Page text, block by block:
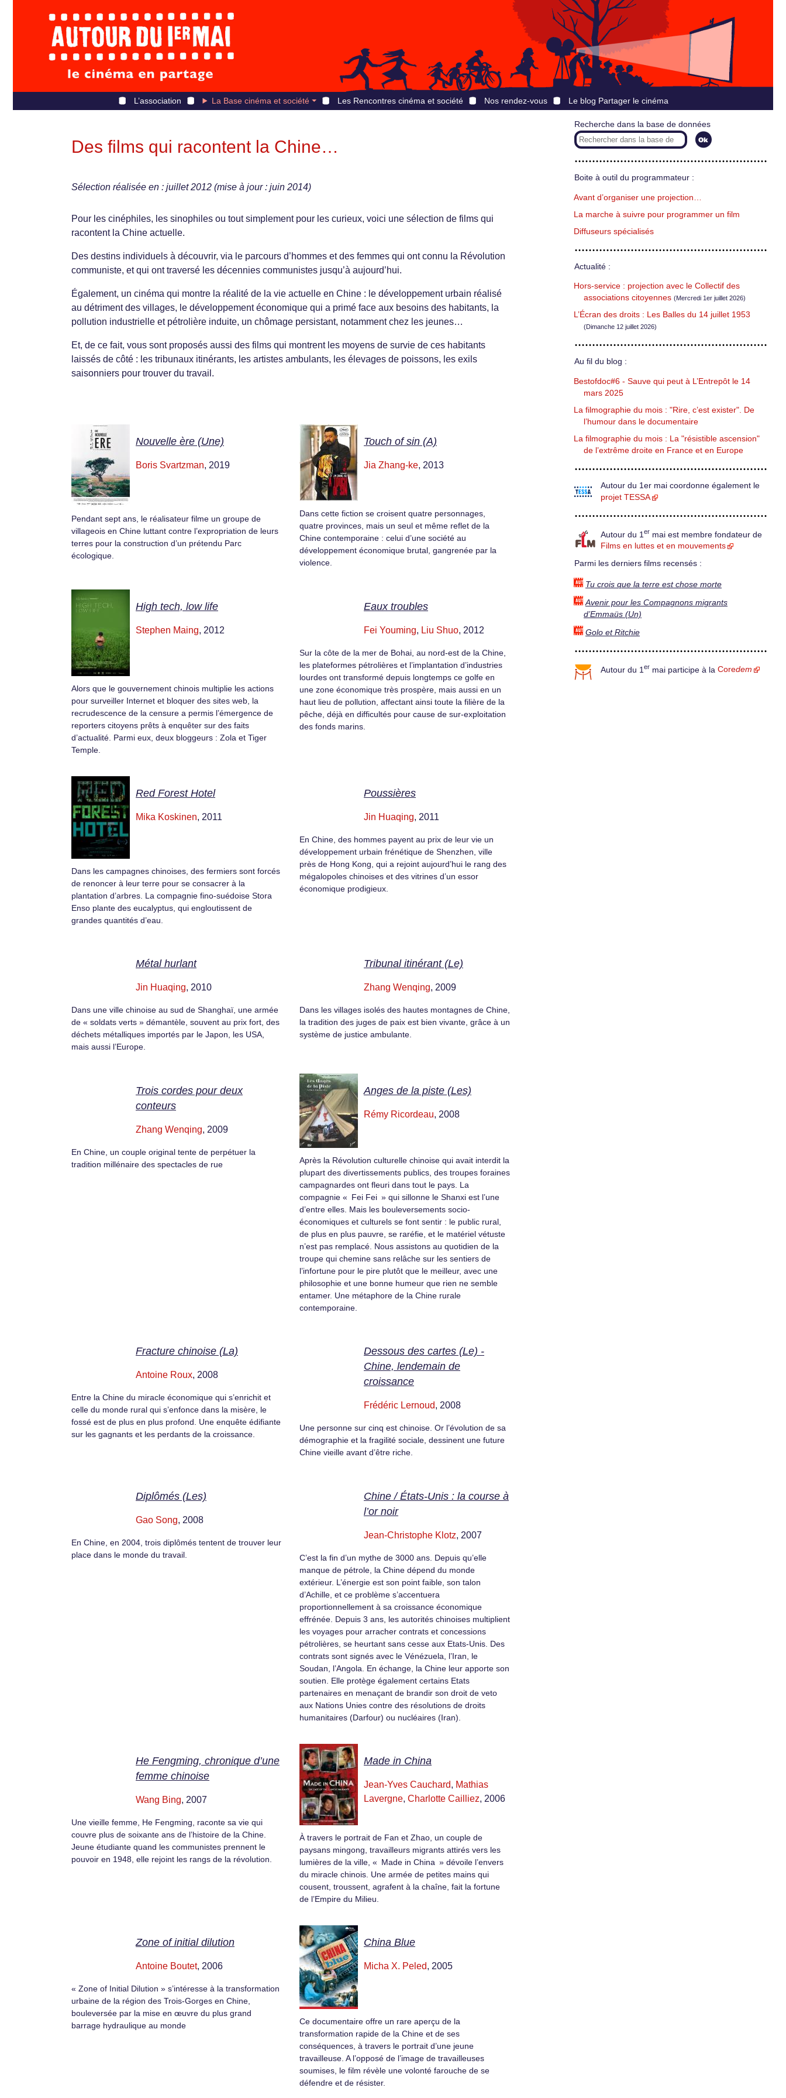
L’association La Base cinéma et société Les Rencontres cinéma et société Nos rendez-vous Le blog Partager le cinéma
Des films qui racontent la Chine…
Sélection réalisée en : juillet 2012 (mise à jour : juin 2014)
Pour les cinéphiles, les sinophiles ou tout simplement pour les curieux, voici une sélection de films qui
racontent la Chine actuelle.
Des destins individuels à découvrir, via le parcours d’hommes et des femmes qui ont connu la Révolution
communiste, et qui ont traversé les décennies communistes jusqu’à aujourd’hui.
Également, un cinéma qui montre la réalité de la vie actuelle en Chine : le développement urbain réalisé
au détriment des villages, le développement économique qui a primé face aux besoins des habitants, la
pollution industrielle et pétrolière induite, un chômage persistant, notamment chez les jeunes…
Et, de ce fait, vous sont proposés aussi des films qui montrent les moyens de survie de ces habitants
laissés de côté : les tribunaux itinérants, les artistes ambulants, les élevages de poissons, les exils
saisonniers pour trouver du travail.
Nouvelle ère (Une)
Boris Svartzman, 2019
Pendant sept ans, le réalisateur filme un groupe de
villageois en Chine luttant contre l’expropriation de leurs
terres pour la construction d’un prétendu Parc
écologique.
Touch of sin (A)
Jia Zhang-ke, 2013
Dans cette fiction se croisent quatre personnages,
quatre provinces, mais un seul et même reflet de la
Chine contemporaine : celui d’une société au
développement économique brutal, gangrenée par la
violence.
High tech, low life
Stephen Maing, 2012
Alors que le gouvernement chinois multiplie les actions
pour surveiller Internet et bloquer des sites web, la
recrudescence de la censure a permis l’émergence de
reporters citoyens prêts à enquêter sur des faits
d’actualité. Parmi eux, deux bloggeurs : Zola et Tiger
Temple.
Eaux troubles
Fei Youming, Liu Shuo, 2012
Sur la côte de la mer de Bohai, au nord-est de la Chine,
les plateformes pétrolières et l’implantation d’industries
lourdes ont transformé depuis longtemps ce golfe en
une zone économique très prospère, mais aussi en un
haut lieu de pollution, affectant ainsi toute la filière de la
pêche, déjà en difficultés pour cause de sur-exploitation
des fonds marins.
Red Forest Hotel
Mika Koskinen, 2011
Dans les campagnes chinoises, des fermiers sont forcés
de renoncer à leur terre pour se consacrer à la
plantation d’arbres. La compagnie fino-suédoise Stora
Enso plante des eucalyptus, qui engloutissent de
grandes quantités d’eau.
Poussières
Jin Huaqing, 2011
En Chine, des hommes payent au prix de leur vie un
développement urbain frénétique de Shenzhen, ville
près de Hong Kong, qui a rejoint aujourd’hui le rang des
mégalopoles chinoises et des vitrines d’un essor
économique prodigieux.
Métal hurlant
Jin Huaqing, 2010
Dans une ville chinoise au sud de Shanghaï, une armée
de « soldats verts » démantèle, souvent au prix fort, des
déchets métalliques importés par le Japon, les USA,
mais aussi l’Europe.
Tribunal itinérant (Le)
Zhang Wenqing, 2009
Dans les villages isolés des hautes montagnes de Chine,
la tradition des juges de paix est bien vivante, grâce à un
système de justice ambulante.
Trois cordes pour deux
conteurs
Zhang Wenqing, 2009
En Chine, un couple original tente de perpétuer la
tradition millénaire des spectacles de rue
Anges de la piste (Les)
Rémy Ricordeau, 2008
Après la Révolution culturelle chinoise qui avait interdit la
plupart des divertissements publics, des troupes foraines
campagnardes ont fleuri dans tout le pays. La
compagnie « Fei Fei » qui sillonne le Shanxi est l’une
d’entre elles. Mais les bouleversements socio-
économiques et culturels se font sentir : le public rural,
de plus en plus pauvre, se raréfie, et le matériel vétuste
n’est pas remplacé. Nous assistons au quotidien de la
troupe qui chemine sans relâche sur les sentiers de
l’infortune pour le pire plutôt que le meilleur, avec une
philosophie et une bonne humeur que rien ne semble
entamer. Une métaphore de la Chine rurale
contemporaine.
Fracture chinoise (La)
Antoine Roux, 2008
Entre la Chine du miracle économique qui s’enrichit et
celle du monde rural qui s’enfonce dans la misère, le
fossé est de plus en plus profond. Une enquête édifiante
sur les gagnants et les perdants de la croissance.
Dessous des cartes (Le) -
Chine, lendemain de
croissance
Frédéric Lernoud, 2008
Une personne sur cinq est chinoise. Or l’évolution de sa
démographie et la fragilité sociale, dessinent une future
Chine vieille avant d’être riche.
Diplômés (Les)
Gao Song, 2008
En Chine, en 2004, trois diplômés tentent de trouver leur
place dans le monde du travail.
Chine / États-Unis : la course à
l’or noir
Jean-Christophe Klotz, 2007
C’est la fin d’un mythe de 3000 ans. Depuis qu’elle
manque de pétrole, la Chine dépend du monde
extérieur. L’énergie est son point faible, son talon
d’Achille, et ce problème s’accentuera
proportionnellement à sa croissance économique
effrénée. Depuis 3 ans, les autorités chinoises multiplient
les voyages pour arracher contrats et concessions
pétrolières, se heurtant sans cesse aux Etats-Unis. Des
contrats sont signés avec le Vénézuela, l’Iran, le
Soudan, l’Angola. En échange, la Chine leur apporte son
soutien. Elle protège également certains Etats
partenaires en menaçant de brandir son droit de veto
aux Nations Unies contre des résolutions de droits
humanitaires (Darfour) ou nucléaires (Iran).
He Fengming, chronique d’une
femme chinoise
Wang Bing, 2007
Une vieille femme, He Fengming, raconte sa vie qui
couvre plus de soixante ans de l’histoire de la Chine.
Jeune étudiante quand les communistes prennent le
pouvoir en 1948, elle rejoint les rangs de la révolution.
Made in China
Jean-Yves Cauchard, Mathias
Lavergne, Charlotte Cailliez, 2006
À travers le portrait de Fan et Zhao, un couple de
paysans mingong, travailleurs migrants attirés vers les
lumières de la ville, « Made in China » dévoile l’envers
du miracle chinois. Une armée de petites mains qui
cousent, troussent, agrafent à la chaîne, fait la fortune
de l’Empire du Milieu.
Zone of initial dilution
Antoine Boutet, 2006
« Zone of Initial Dilution » s’intéresse à la transformation
urbaine de la région des Trois-Gorges en Chine,
bouleversée par la mise en œuvre du plus grand
barrage hydraulique au monde
China Blue
Micha X. Peled, 2005
Ce documentaire offre un rare aperçu de la
transformation rapide de la Chine et de ses
conséquences, à travers le portrait d’une jeune
travailleuse. A l’opposé de l’image de travailleuses
soumises, le film révèle une volonté farouche de se
défendre et de résister.
Recherche dans la base de données
Boite à outil du programmateur :
Avant d’organiser une projection…
La marche à suivre pour programmer un film
Diffuseurs spécialisés
Actualité :
Hors-service : projection avec le Collectif des
associations citoyennes (Mercredi 1er juillet 2026)
L’Écran des droits : Les Balles du 14 juillet 1953
(Dimanche 12 juillet 2026)
Au fil du blog :
Bestofdoc#6 - Sauve qui peut à L’Entrepôt le 14
mars 2025
La filmographie du mois : "Rire, c’est exister". De
l’humour dans le documentaire
La filmographie du mois : La "résistible ascension"
de l’extrême droite en France et en Europe
Autour du 1er mai coordonne également le
projet TESSA
Autour du 1 er mai est membre fondateur de
Films en luttes et en mouvements
Parmi les derniers films recensés :
Tu crois que la terre est chose morte
Avenir pour les Compagnons migrants
d’Emmaüs (Un)
Golo et Ritchie
Autour du 1 er mai participe à la Coredem